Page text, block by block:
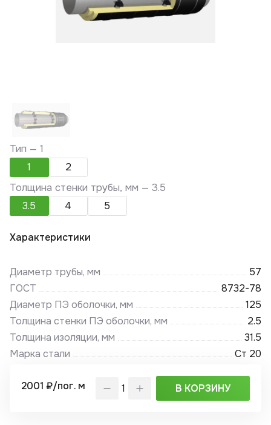
Тип —1
1
2
Толщина стенки трубы, мм —3.5
3.5
4 5
Характеристики
Диаметр трубы, мм
57
ГОСТ
8732-78
Диаметр ПЭ оболочки, мм
125
Толщина стенки ПЭ оболочки, мм
2.5
Толщина изоляции, мм
31.5
Марка стали
Ст 20
2001 ₽/пог. м В КОРЗИНУ